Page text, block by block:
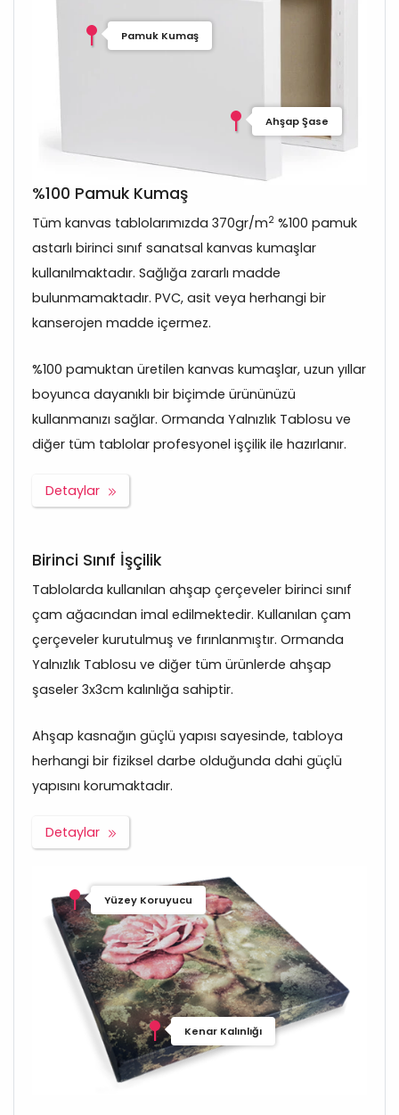
Pamuk Kumaş
Ahşap Şase
%100 Pamuk Kumaş
Tüm kanvas tablolarımızda 370gr/m2 %100 pamuk
astarlı birinci sınıf sanatsal kanvas kumaşlar
kullanılmaktadır. Sağlığa zararlı madde
bulunmamaktadır. PVC, asit veya herhangi bir
kanserojen madde içermez.
%100 pamuktan üretilen kanvas kumaşlar, uzun yıllar
boyunca dayanıklı bir biçimde ürününüzü
kullanmanızı sağlar. Ormanda Yalnızlık Tablosu ve
diğer tüm tablolar profesyonel işçilik ile hazırlanır.
Detaylar
Birinci Sınıf İşçilik
Tablolarda kullanılan ahşap çerçeveler birinci sınıf
çam ağacından imal edilmektedir. Kullanılan çam
çerçeveler kurutulmuş ve fırınlanmıştır. Ormanda
Yalnızlık Tablosu ve diğer tüm ürünlerde ahşap
şaseler 3x3cm kalınlığa sahiptir.
Ahşap kasnağın güçlü yapısı sayesinde, tabloya
herhangi bir fiziksel darbe olduğunda dahi güçlü
yapısını korumaktadır.
Detaylar
Yüzey Koruyucu
Kenar Kalınlığı